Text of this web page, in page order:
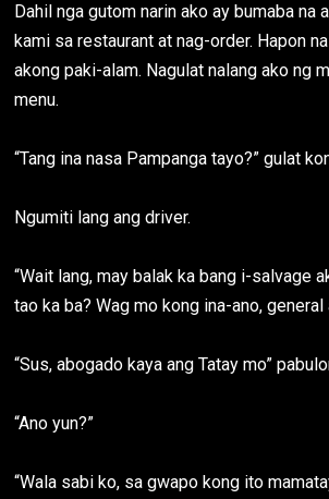
Dahil nga gutom narin ako ay bumaba na
kami sa restaurant at nag-order. Hapon
akong paki-alam. Nagulat nalang ako ng
menu.
“Tang ina nasa Pampanga tayo?” gulat
Ngumiti lang ang driver.
“Wait lang, may balak ka bang i-salvage
tao ka ba? Wag mo kong ina-ano, general
“Sus, abogado kaya ang Tatay mo”
“Ano yun?”
“Wala sabi ko, sa gwapo kong ito